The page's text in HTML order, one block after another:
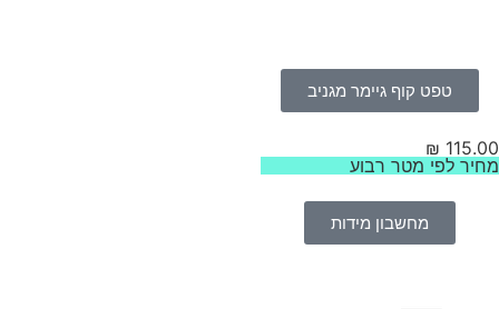
טפט קוף גיימר מגניב
₪
לפי מטר רבוע
מחשבון מידות